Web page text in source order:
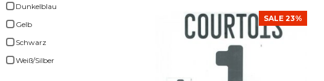
Dunkelblau
Gelb
Schwarz
Weiß/Silber
SALE 23%